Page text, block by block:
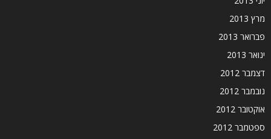
מרץ 2013
פברואר 2013
ינואר 2013
דצמבר 2012
נובמבר 2012
אוקטובר 2012
ספטמבר 2012